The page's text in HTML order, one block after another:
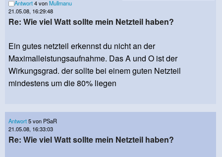
Antwort4 vonMullmanu
21.05.08, 16:29:48
Re: Wie viel Watt sollte mein Netzteil haben?
Ein gutes netzteil erkennst du nicht an der
Maximalleistungsaufnahme. Das A und O ist der
Wirkungsgrad. der sollte bei einem guten Netzteil
mindestens um die 80% liegen
Antwort5 von PSaR
21.05.08, 16:33:03
Re: Wie viel Watt sollte mein Netzteil haben?